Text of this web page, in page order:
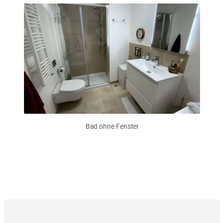
Bad ohne Fenster